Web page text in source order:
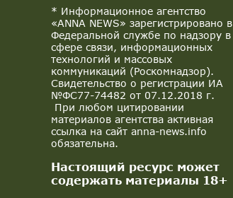
* Информационное агентство
«ANNA NEWS» зарегистрировано в
Федеральной службе по надзору в
сфере связи, информационных
технологий и массовых
коммуникаций (Роскомнадзор).
Свидетельство о регистрации ИА
№ФС77-74482 от 07.12.2018 г.
При любом цитировании
материалов агентства активная
ссылка на сайт anna-news.info
обязательна.
Настоящий ресурс может
содержать материалы 18+